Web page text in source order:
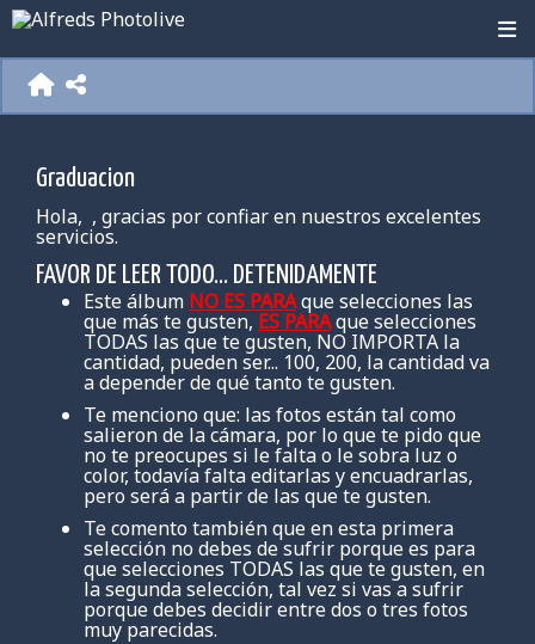
Graduacion
Hola, , gracias por confiar en nuestros excelentes
servicios.
FAVOR DE LEER TODO... DETENIDAMENTE
Este álbum NO ES PARAque selecciones las
que más te gusten, ES PARAque selecciones
TODAS las que te gusten, NO IMPORTA la
cantidad, pueden ser... 100, 200, la cantidad va
a depender de qué tanto te gusten.
Te menciono que: las fotos están tal como
salieron de la cámara, por lo que te pido que
no te preocupes si le falta o le sobra luz o
color, todavía falta editarlas y encuadrarlas,
pero será a partir de las que te gusten.
Te comento también que en esta primera
selección no debes de sufrir porque es para
que selecciones TODAS las que te gusten, en
la segunda selección, tal vez si vas a sufrir
porque debes decidir entre dos o tres fotos
muy parecidas.